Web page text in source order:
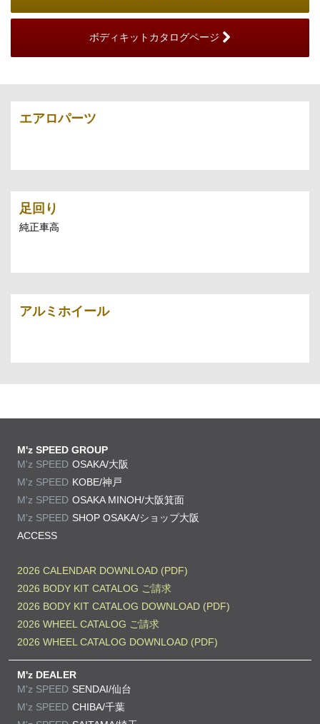
ボディキットカタログページ
エアロパーツ
足回り
純正車高
アルミホイール
M'z SPEED GROUP
M'z SPEED OSAKA/大阪
M'z SPEED KOBE/神戸
M'z SPEED OSAKA MINOH/大阪箕面
M'z SPEED SHOP OSAKA/ショップ大阪
ACCESS
2026 CALENDAR DOWNLOAD (PDF)
2026 BODY KIT CATALOG ご請求
2026 BODY KIT CATALOG DOWNLOAD (PDF)
2026 WHEEL CATALOG ご請求
2026 WHEEL CATALOG DOWNLOAD (PDF)
M'z DEALER
M'z SPEED SENDAI/仙台
M'z SPEED CHIBA/千葉